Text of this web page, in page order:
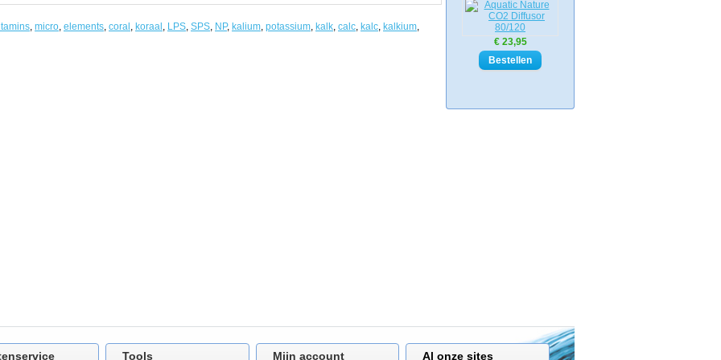
€ 23,95
, micro, elements, coral , koraal , LPS, SPS, NP, kalium, potassium, kalk, calc, kalc, kalkium,
Tools Mijn account Al onze sites